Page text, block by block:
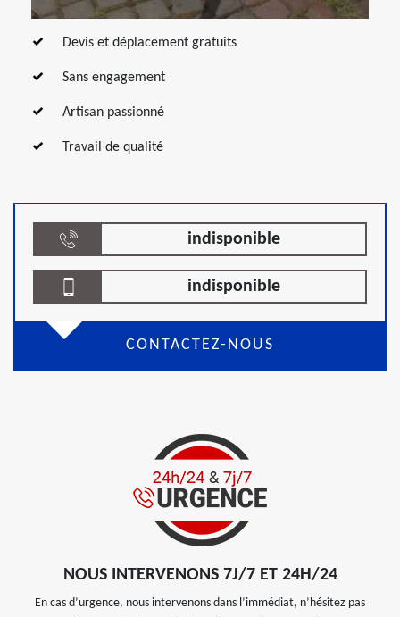
Devis et déplacement gratuits
Sans engagement
Artisan passionné
Travail de qualité
indisponible
indisponible
CONTACTEZ-NOUS
NOUS INTERVENONS 7J/7 ET 24H/24
En cas d’urgence, nous intervenons dans l’immédiat, n’hésitez pas